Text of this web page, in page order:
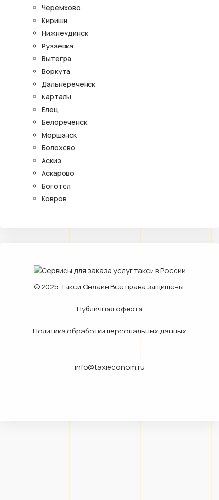
Черемхово
Кириши
Нижнеудинск
Рузаевка
Вытегра
Воркута
Дальнереченск
Карталы
Елец
Белореченск
Моршанск
Болохово
Аскиз
Аскарово
Боготол
Ковров
© 2025 Такси ОнлайнВсе права защищены.
Публичная оферта
Политика обработки персональных данных
info@taxieconom.ru